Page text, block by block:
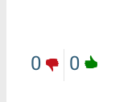
0
0